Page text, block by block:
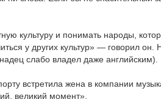
культуру и понимать народы,
у других культур» — говорил
слабо владел даже английским).
встретила жена в компании
великий момент».